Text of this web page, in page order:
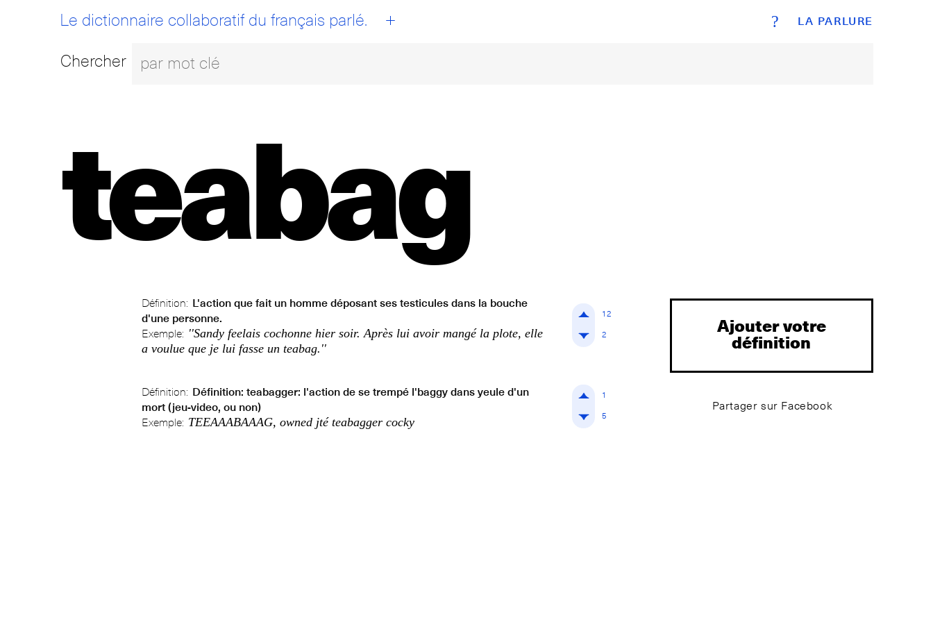
LA PARLURE
Le dictionnaire collaboratif du français parlé. + ?
Chercher
teabag
Définition: L'action que fait un homme déposant ses testicules dans la bouche
d'une personne.
Exemple: ''Sandy feelais cochonne hier soir. Après lui avoir mangé la plote, elle
a voulue que je lui fasse un teabag.''
12
2
Définition: Définition: teabagger: l'action de se trempé l'baggy dans yeule d'un
mort (jeu-video, ou non)
Exemple: TEEAAABAAAG, owned jté teabagger cocky
1
5
Ajouter votre
définition
Partager sur Facebook